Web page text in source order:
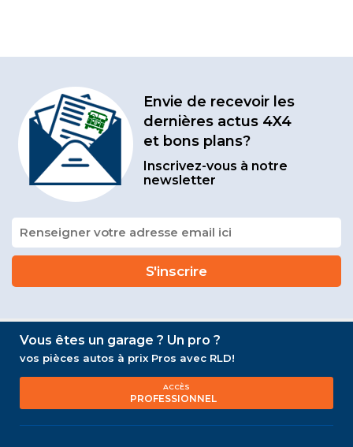
Envie de recevoir les
dernières actus 4X4
et bons plans?
Inscrivez-vous à notre
newsletter
Vous êtes un garage ? Un pro ?
vos pièces autos à prix Pros avec RLD!
ACCÈS
PROFESSIONNEL